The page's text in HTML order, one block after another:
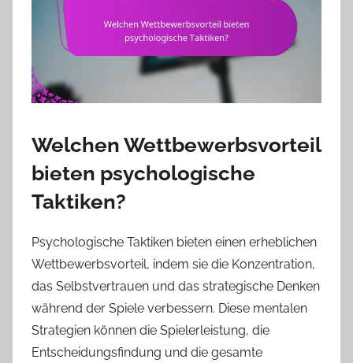
Welchen Wettbewerbsvorteil
bieten psychologische
Taktiken?
Psychologische Taktiken bieten einen erheblichen
Wettbewerbsvorteil, indem sie die Konzentration,
das Selbstvertrauen und das strategische Denken
während der Spiele verbessern. Diese mentalen
Strategien können die Spielerleistung, die
Entscheidungsfindung und die gesamte